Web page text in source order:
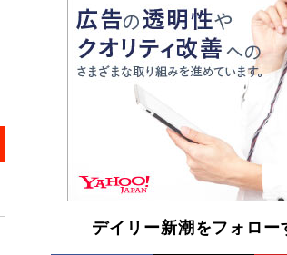
「宇宙兄弟」最終46巻がベストセラ
開発への関心を押し上げた18年の物
版には「宇宙で描かれたマンガ」も
Book Bang
「不意に涙が出そうに…」高嶋政伸
た“13歳の娘を暴行する役”への葛藤
シーコーディネーターに支えられた
Book Bang
デイリー新潮をフォロー